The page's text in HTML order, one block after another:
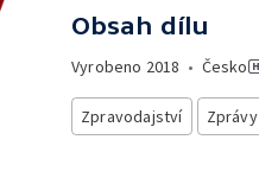
Obsah dílu
Vyrobeno 2018 • Česko
Zpravodajství Zprávy